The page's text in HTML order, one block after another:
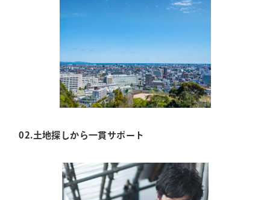
02.土地探しから一貫サポート